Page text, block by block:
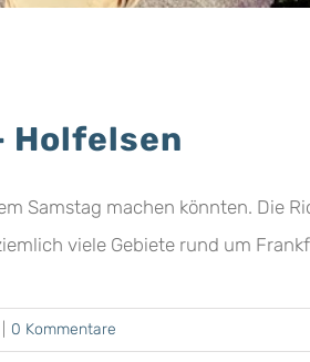
Holfelsen
Samstag machen könnten. Die
viele Gebiete rund um
0 Kommentare